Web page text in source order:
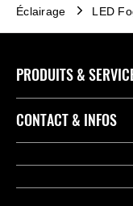
Éclairage
LED
PRODUITS &
Accessoires &
Concessionnaires
CONTACT & INFOS
Contact